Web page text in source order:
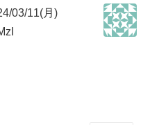
03/11(月)